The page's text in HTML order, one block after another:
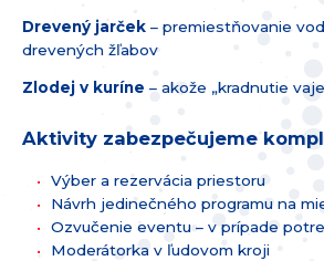
Drevený jarček – premiestňovanie
drevených žľabov
Zlodej v kuríne – akože „kradnutie
Aktivity zabezpečujeme
Výber a rezervácia priestoru
Návrh jedinečného programu na
Ozvučenie eventu – v prípade
Moderátorka v ľudovom kroji